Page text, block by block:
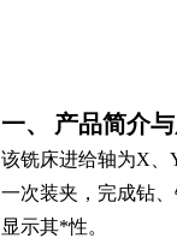
一、 产品简介
该铣床进给轴为X、
一次装夹，完成钻
显示其*性。